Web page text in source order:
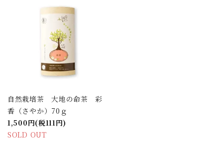
自然栽培茶 大地の命茶 彩
香（さやか）70ｇ
1,500円(税111円)
SOLD OUT